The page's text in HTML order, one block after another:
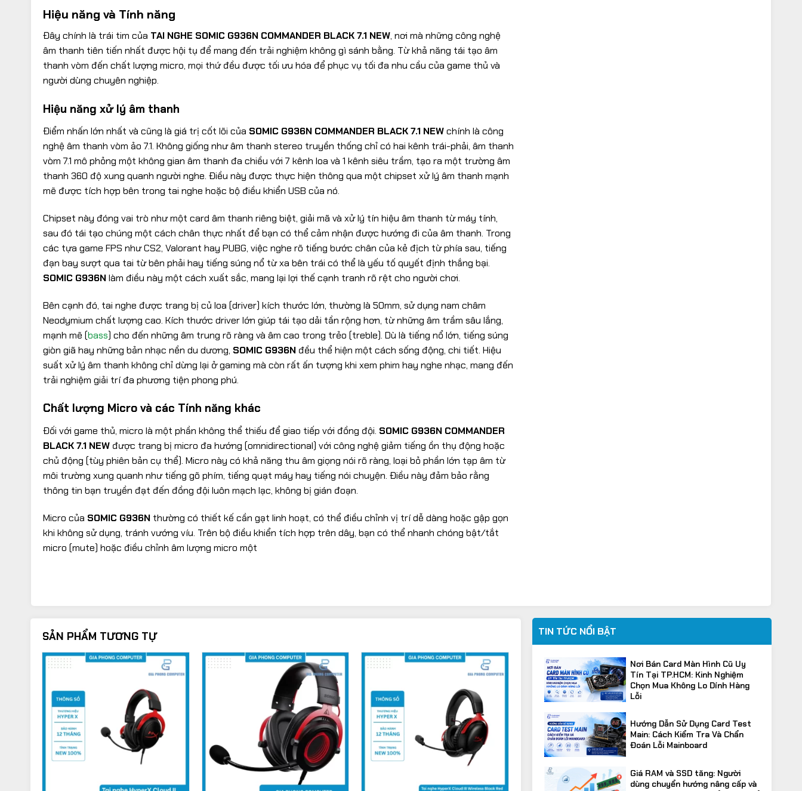
Hiệu năng và Tính năng
Đây chính là trái tim của TAI NGHE SOMIC G936N COMMANDER BLACK 7.1 NEW, nơi mà những công nghệ
âm thanh tiên tiến nhất được hội tụ để mang đến trải nghiệm không gì sánh bằng. Từ khả năng tái tạo âm
thanh vòm đến chất lượng micro, mọi thứ đều được tối ưu hóa để phục vụ tối đa nhu cầu của game thủ và
người dùng chuyên nghiệp.
Hiệu năng xử lý âm thanh
Điểm nhấn lớn nhất và cũng là giá trị cốt lõi của SOMIC G936N COMMANDER BLACK 7.1 NEWchính là công
nghệ âm thanh vòm ảo 7.1. Không giống như âm thanh stereo truyền thống chỉ có hai kênh trái-phải, âm thanh
vòm 7.1 mô phỏng một không gian âm thanh đa chiều với 7 kênh loa và 1 kênh siêu trầm, tạo ra một trường âm
thanh 360 độ xung quanh người nghe. Điều này được thực hiện thông qua một chipset xử lý âm thanh mạnh
mẽ được tích hợp bên trong tai nghe hoặc bộ điều khiển USB của nó.
Chipset này đóng vai trò như một card âm thanh riêng biệt, giải mã và xử lý tín hiệu âm thanh từ máy tính,
sau đó tái tạo chúng một cách chân thực nhất để bạn có thể cảm nhận được hướng đi của âm thanh. Trong
các tựa game FPS như CS2, Valorant hay PUBG, việc nghe rõ tiếng bước chân của kẻ địch từ phía sau, tiếng
đạn bay sượt qua tai từ bên phải hay tiếng súng nổ từ xa bên trái có thể là yếu tố quyết định thắng bại.
SOMIC G936Nlàm điều này một cách xuất sắc, mang lại lợi thế cạnh tranh rõ rệt cho người chơi.
Bên cạnh đó, tai nghe được trang bị củ loa (driver) kích thước lớn, thường là 50mm, sử dụng nam châm
Neodymium chất lượng cao. Kích thước driver lớn giúp tái tạo dải tần rộng hơn, từ những âm trầm sâu lắng,
mạnh mẽ (bass) cho đến những âm trung rõ ràng và âm cao trong trẻo (treble). Dù là tiếng nổ lớn, tiếng súng
giòn giã hay những bản nhạc nền du dương, SOMIC G936N đều thể hiện một cách sống động, chi tiết. Hiệu
suất xử lý âm thanh không chỉ dừng lại ở gaming mà còn rất ấn tượng khi xem phim hay nghe nhạc, mang đến
trải nghiệm giải trí đa phương tiện phong phú.
Chất lượng Micro và các Tính năng khác
Đối với game thủ, micro là một phần không thể thiếu để giao tiếp với đồng đội. SOMIC G936N COMMANDER
BLACK 7.1 NEW được trang bị micro đa hướng (omnidirectional) với công nghệ giảm tiếng ồn thụ động hoặc
chủ động (tùy phiên bản cụ thể). Micro này có khả năng thu âm giọng nói rõ ràng, loại bỏ phần lớn tạp âm từ
môi trường xung quanh như tiếng gõ phím, tiếng quạt máy hay tiếng nói chuyện. Điều này đảm bảo rằng
thông tin bạn truyền đạt đến đồng đội luôn mạch lạc, không bị gián đoạn.
Micro của SOMIC G936N thường có thiết kế cần gạt linh hoạt, có thể điều chỉnh vị trí dễ dàng hoặc gập gọn
khi không sử dụng, tránh vướng víu. Trên bộ điều khiển tích hợp trên dây, bạn có thể nhanh chóng bật/tắt
micro (mute) hoặc điều chỉnh âm lượng micro một
SẢN PHẨM TƯƠNG TỰ TIN TỨC NỔI BẬT
Nơi Bán Card Màn Hình Cũ Uy
Tín Tại TP.HCM: Kinh Nghiệm
Chọn Mua Không Lo Dính Hàng
Lỗi
Hướng Dẫn Sử Dụng Card Test
Main: Cách Kiểm Tra Và Chẩn
Đoán Lỗi Mainboard
Giá RAM và SSD tăng: Người
dùng chuyển hướng nâng cấp và